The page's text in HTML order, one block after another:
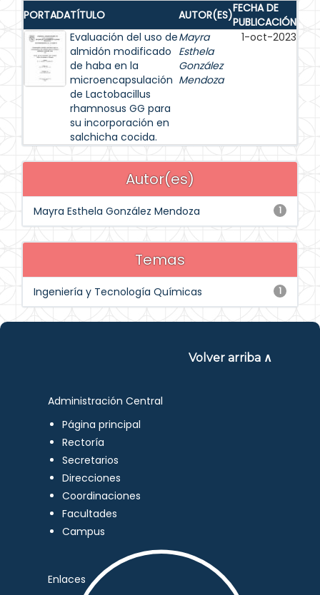
PORTADATÍTULO AUTOR(ES)FECHA DE
PUBLICACIÓN
Evaluación del uso de
almidón modificado
de haba en la
microencapsulación
de Lactobacillus
rhamnosus GG para
su incorporación en
salchicha cocida.
Mayra
Esthela
González
Mendoza
1-oct-2023
Autor(es)
1
Mayra Esthela González Mendoza
Temas
1
Ingeniería y Tecnología Químicas
Volver arriba ∧
Administración Central
Página principal
Rectoría
Secretarios
Direcciones
Coordinaciones
Facultades
Campus
Enlaces